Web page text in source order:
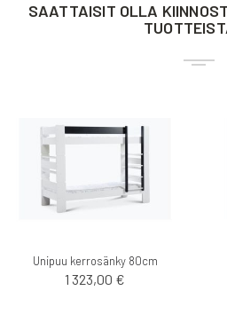
SAATTAISIT OLLA
Unipuu kerrosänky 80cm
1 323,00 €